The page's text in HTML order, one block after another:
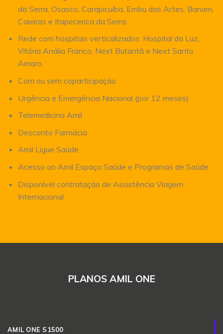
da Serra, Osasco, Carapicuíba, Embu das Artes, Barueri,
Caieiras e Itapecerica da Serra.
Rede com hospitais verticalizados: Hospital da Luz,
Vitória Anália Franco, Next Butantã e Next Santo
Amaro.
Com ou sem coparticipação
Urgência e Emergência Nacional (por 12 meses)
Telemedicina Amil
Desconto Farmácia
Amil Ligue Saúde
Acesso ao Amil Espaço Saúde e Programas de Saúde
Disponível contratação de Assistência Viagem
Internacional
PLANOS AMIL ONE
AMIL ONE S1500